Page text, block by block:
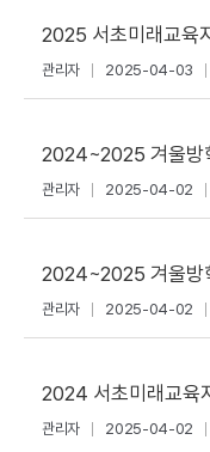
2025 서초미래교육
관리자 2025-04-03
2024~2025 겨울방
관리자 2025-04-02
2024~2025 겨울방
관리자 2025-04-02
2024 서초미래교육
관리자 2025-04-02